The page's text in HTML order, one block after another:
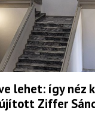
lehet: így néz
Ziffer